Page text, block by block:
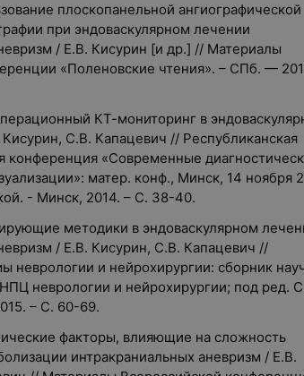
плоскопанельной ангиографической
при эндоваскулярном лечении
/ Е.В. Кисурин [и др.] // Материалы
«Поленовские чтения». – СПб. —
КТ-мониторинг в
С.В. Капацевич // Республиканская
конференция «Современные
матер. конф., Минск, 14 ноября
- Минск, 2014. – С. 38-40.
методики в эндоваскулярном
/ Е.В. Кисурин, С.В. Капацевич //
неврологии и нейрохирургии: сборник
неврологии и нейрохирургии; под ред.
– С. 60-69.
факторы, влияющие на сложность
интракраниальных аневризм / Е.В.